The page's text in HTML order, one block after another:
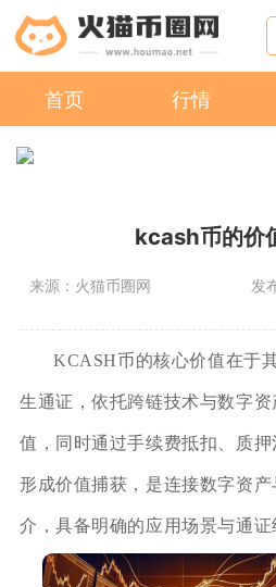
首页 行情
kcash币的价
来源：火猫币圈网 发
KCASH币的核心价值在于
生通证，依托跨链技术与数字
值，同时通过手续费抵扣、质
形成价值捕获，是连接数字资
介，具备明确的应用场景与通证